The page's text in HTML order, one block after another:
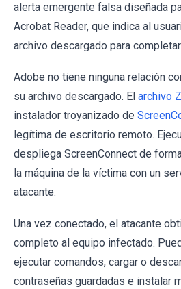
alerta emergente falsa diseñada
Acrobat Reader, que indica al
archivo descargado para
Adobe no tiene ninguna relación
su archivo descargado. El archivo
instalador troyanizado de
legítima de escritorio remoto.
despliega ScreenConnect de
la máquina de la víctima con un
atacante.
Una vez conectado, el atacante
completo al equipo infectado.
ejecutar comandos, cargar o
contraseñas guardadas e instalar